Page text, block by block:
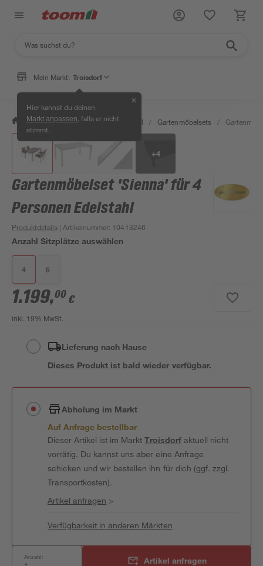
Mein Markt: Troisdorf
Hier kannst du deinen
Markt anpassen , falls er nicht
stimmt.
✕
/ Garten & Freizeit / Gartenmöbel / Gartenmöbelsets /
+4
Gartenmöbelset 'Sienna' für 4
Personen Edelstahl
Produktdetails | Artikelnummer: 10413246
Anzahl Sitzplätze auswählen
4 6
1.199,00 €
inkl. 19% MwSt.
Lieferung nach Hause
Dieses Produkt ist bald wieder verfügbar.
Abholung im Markt
Auf Anfrage bestellbar
Dieser Artikel ist im MarktTroisdorfaktuell nicht
vorrätig. Du kannst uns aber eine Anfrage
schicken und wir bestellen ihn für dich (ggf. zzgl.
Transportkosten).
Artikel anfragen >
Verfügbarkeit in anderen Märkten
Anzahl: Artikel anfragen